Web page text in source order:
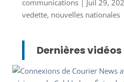
communications| Juil 29,
vedette, nouvelles nationales
Dernières vidéos